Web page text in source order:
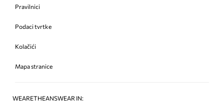
Pravilnici
Podaci tvrtke
Kolačići
Mapa stranice
WEARETHEANSWEAR IN: